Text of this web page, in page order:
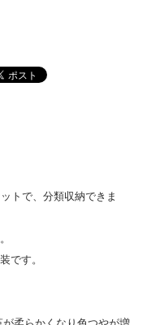
トで、分類収納できま
です。